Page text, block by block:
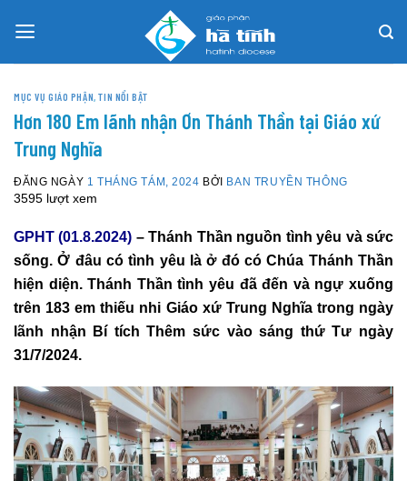
MỤC VỤ GIÁO PHẬN,TIN NỔI BẬT
Hơn 180 Em lãnh nhận Ơn Thánh Thần tại Giáo xứ
Trung Nghĩa
ĐĂNG NGÀY 1 THÁNG TÁM, 2024 BỞI BAN TRUYỀN THÔNG
3595 lượt xem
GPHT (01.8.2024) – Thánh Thần nguồn tình yêu và sức
sống. Ở đâu có tình yêu là ở đó có Chúa Thánh Thần
hiện diện. Thánh Thần tình yêu đã đến và ngự xuống
trên 183 em thiếu nhi Giáo xứ Trung Nghĩa trong ngày
lãnh nhận Bí tích Thêm sức vào sáng thứ Tư ngày
31/7/2024.